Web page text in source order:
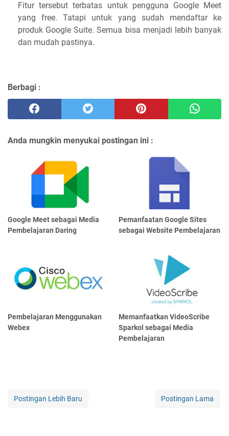
Fitur tersebut terbatas untuk pengguna Google Meet
yang free. Tatapi untuk yang sudah mendaftar ke
produk Google Suite. Semua bisa menjadi lebih banyak
dan mudah pastinya.
Berbagi :
Anda mungkin menyukai postingan ini :
Google Meet sebagai Media
Pembelajaran Daring
Pemanfaatan Google Sites
sebagai Website Pembelajaran
Pembelajaran Menggunakan
Webex
Memanfaatkan VideoScribe
Sparkol sebagai Media
Pembelajaran
Postingan Lebih Baru Postingan Lama